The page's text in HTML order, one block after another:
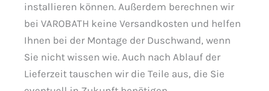
installieren können. Außerdem berechnen wir
bei VAROBATH keine Versandkosten und helfen
Ihnen bei der Montage der Duschwand, wenn
Sie nicht wissen wie. Auch nach Ablauf der
Lieferzeit tauschen wir die Teile aus, die Sie